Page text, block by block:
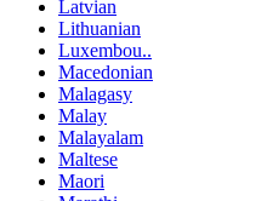
Latvian
Lithuanian
Luxembou..
Macedonian
Malagasy
Malay
Malayalam
Maltese
Maori